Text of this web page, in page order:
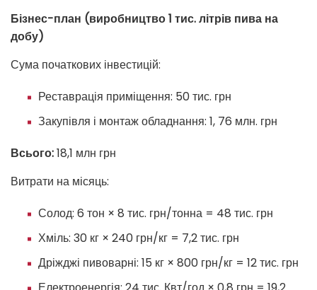
Бізнес-план (виробництво 1 тис. літрів пива на
добу)
Сума початкових інвестицій:
Реставрація приміщення: 50 тис. грн
Закупівля і монтаж обладнання: 1, 76 млн. грн
Всього:18,1 млн грн
Витрати на місяць:
Солод: 6 тон × 8 тис. грн/тонна = 48 тис. грн
Хміль: 30 кг × 240 грн/кг = 7,2 тис. грн
Дріжджі пивоварні: 15 кг × 800 грн/кг = 12 тис. грн